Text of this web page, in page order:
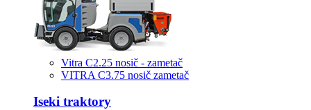
Vitra C2.25 nosič - zametač
VITRA C3.75 nosič zametač
Iseki traktory